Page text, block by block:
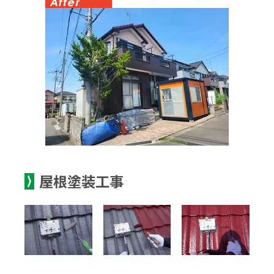
屋根塗装工事